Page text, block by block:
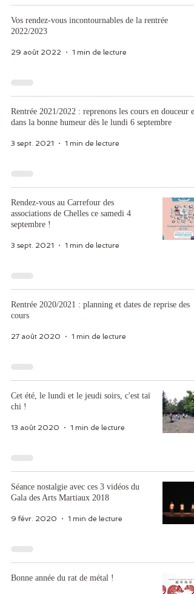
Vos rendez-vous incontournables de la rentrée
2022/2023
29 août 2022 1 min de lecture
Rentrée 2021/2022 : reprenons les cours en douceur et
dans la bonne humeur dès le lundi 6 septembre
3 sept. 2021 1 min de lecture
Rendez-vous au Carrefour des
associations de Chelles ce samedi 4
septembre !
3 sept. 2021 1 min de lecture
Rentrée 2020/2021 : planning et dates de reprise des
cours
27 août 2020 1 min de lecture
Cet été, le lundi et le jeudi soirs, c'est taï
chi !
13 août 2020 1 min de lecture
Séance nostalgie avec ces 3 vidéos du
Gala des Arts Martiaux 2018
9 févr. 2020 1 min de lecture
Bonne année du rat de métal !